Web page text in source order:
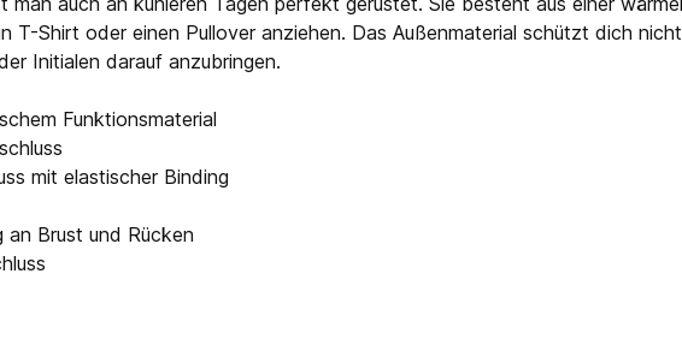
T-Shirt oder einen Pullover anziehen. Das Außenmaterial schützt dich
Initialen darauf anzubringen.
Funktionsmaterial
mit elastischer Binding
an Brust und Rücken